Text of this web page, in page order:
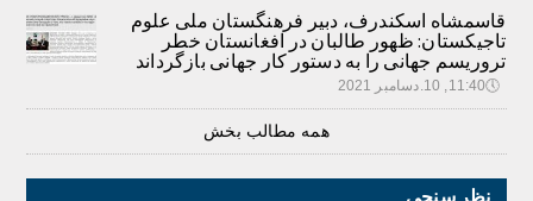
قاسمشاه اسکندرف، دبیر فرهنگستان ملی علوم
تاجیکستان: ظهور طالبان در افغانستان خطر
تروریسم جهانی را به دستور کار جهانی بازگرداند
🕔11:40, 10.دسامبر 2021
همه مطالب بخش